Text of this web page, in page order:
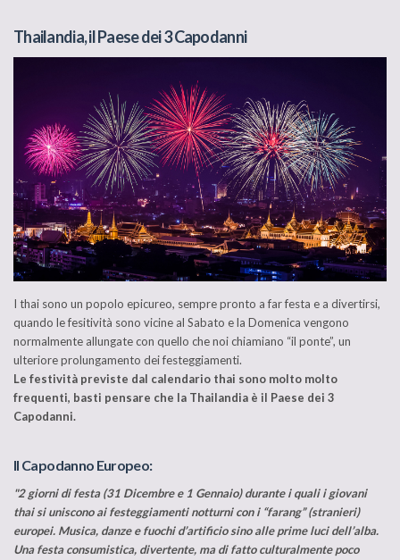
Thailandia, il Paese dei 3 Capodanni
I thai sono un popolo epicureo, sempre pronto a far festa e a divertirsi,
quando le fesitività sono vicine al Sabato e la Domenica vengono
normalmente allungate con quello che noi chiamiano “il ponte”, un
ulteriore prolungamento dei festeggiamenti.
Le festività previste dal calendario thai sono molto molto
frequenti, basti pensare che la Thailandia è il Paese dei 3
Capodanni.
Il Capodanno Europeo:
"2 giorni di festa (31 Dicembre e 1 Gennaio) durante i quali i giovani
thai si uniscono ai festeggiamenti notturni con i “farang” (stranieri)
europei. Musica, danze e fuochi d’artificio sino alle prime luci dell’alba.
Una festa consumistica, divertente, ma di fatto culturalmente poco